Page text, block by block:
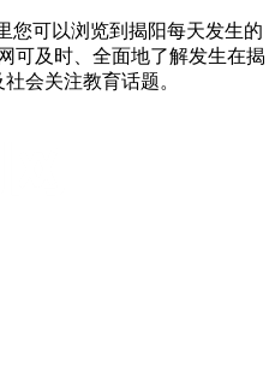
您可以浏览到揭阳每天发生的
可及时、全面地了解发生在揭
会关注教育话题。